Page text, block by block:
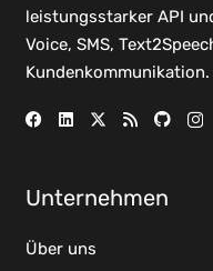
leistungsstarker API
Voice, SMS,
Kundenkommunikation.
Unternehmen
Über uns